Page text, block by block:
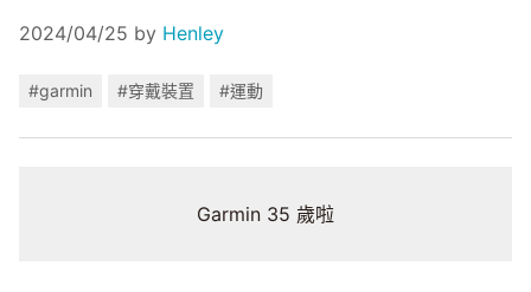
2024/04/25 by Henley
#garmin #穿戴裝置 #運動
Garmin 35 歲啦